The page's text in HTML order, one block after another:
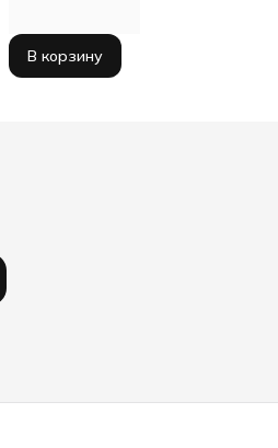
В корзину